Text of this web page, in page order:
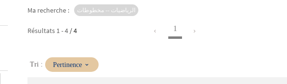
Ma recherche : الرياضيات -- مخطوطات
Résultats 1 -4 / 4 1
Tri :(MisePertinence